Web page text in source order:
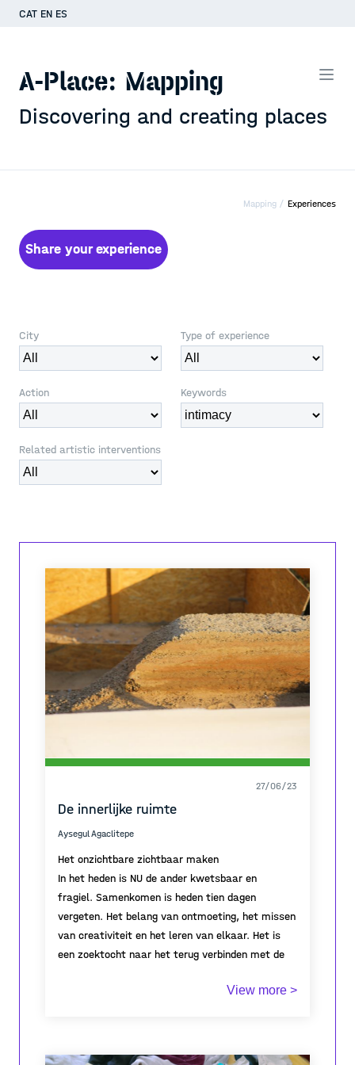
CAT EN ES
A-Place: Mapping
Discovering and creating places
Mapping / Experiences
Share your experience
City Type of experience
Action Keywords
Related artistic interventions
27/06/23
De innerlijke ruimte
Aysegul Agaclitepe
Het onzichtbare zichtbaar maken
In het heden is NU de ander kwetsbaar en
fragiel. Samenkomen is heden tien dagen
vergeten. Het belang van ontmoeting, het missen
van creativiteit en het leren van elkaar. Het is
een zoektocht naar het terug verbinden met de
bestaat, die anders is, een heterotopie van zijn
View more >